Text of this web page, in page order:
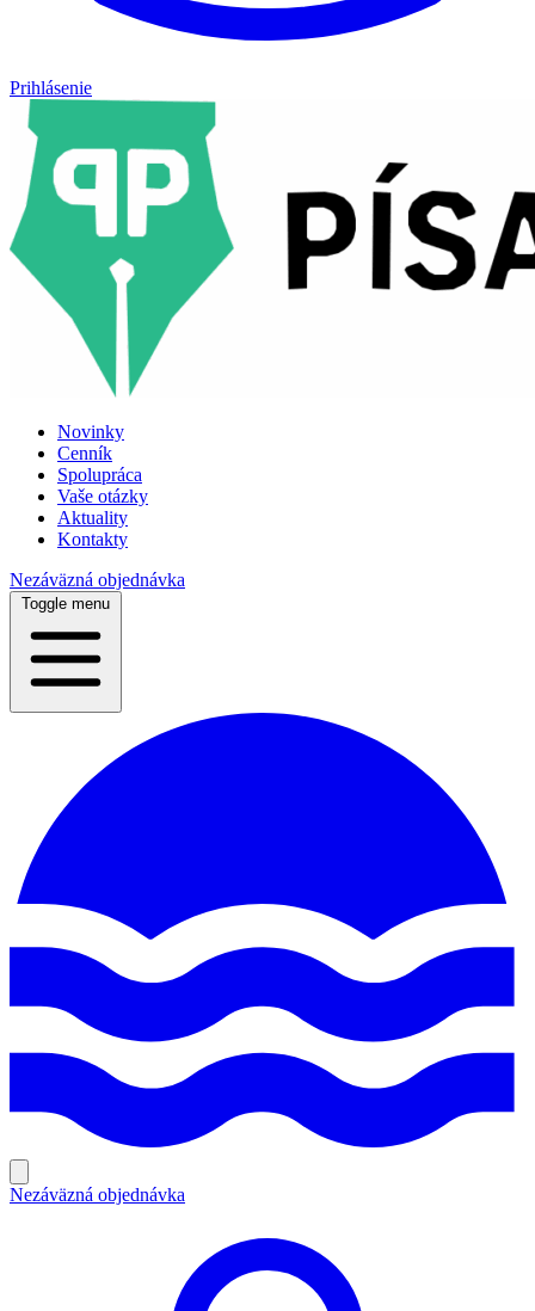
Prihlásenie
Novinky
Cenník
Spolupráca
Vaše otázky
Aktuality
Kontakty
Nezáväzná objednávka
Toggle menu
Nezáväzná objednávka